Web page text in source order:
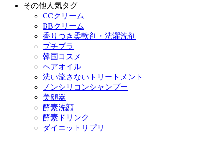
その他人気タグ
CCクリーム
BBクリーム
香りつき柔軟剤・洗濯洗剤
プチプラ
韓国コスメ
ヘアオイル
洗い流さないトリートメント
ノンシリコンシャンプー
美顔器
酵素洗顔
酵素ドリンク
ダイエットサプリ